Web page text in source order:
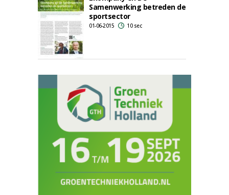
Samenwerking betreden de
sportsector
01-06-2015 10 sec